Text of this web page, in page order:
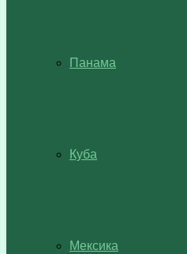
Панама
Куба
Мексика